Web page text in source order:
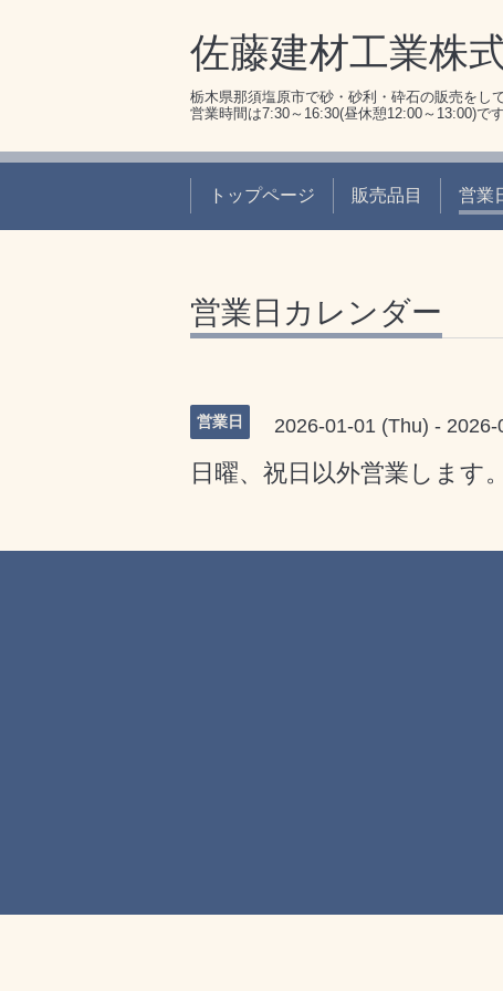
佐藤建材工業株
栃木県那須塩原市で砂・砂利・砕石の販売をし
営業時間は7:30～16:30(昼休憩12:00～13:00)です
トップページ 販売品目 営業
営業日カレンダー
営業日 2026-01-01 (Thu) - 2026-
日曜、祝日以外営業します。